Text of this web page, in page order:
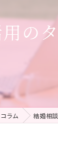
の
コラム 結婚相